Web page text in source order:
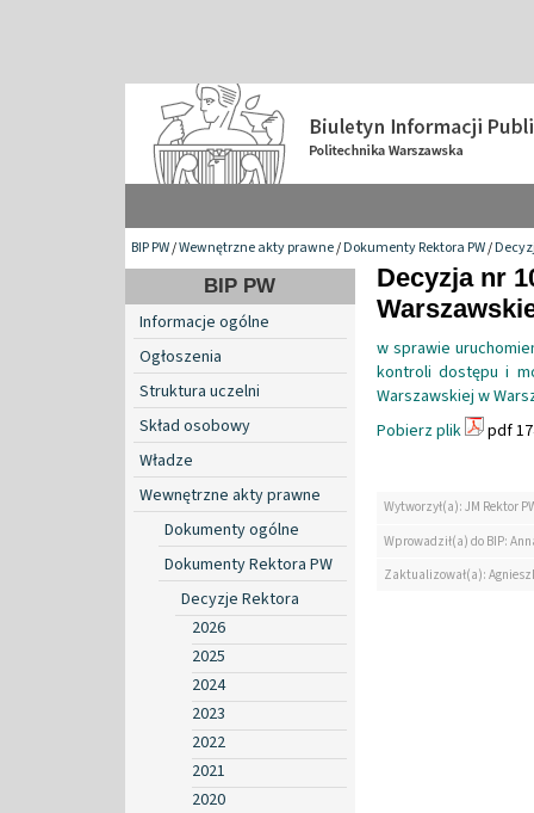
BIP PW/Wewnętrzne akty prawne/Dokumenty Rektora PW/
BIP PW
Informacje ogólne
Ogłoszenia
Struktura uczelni
Skład osobowy
Władze
Wewnętrzne akty prawne
Dokumenty ogólne
Dokumenty Rektora PW
Decyzje Rektora
2026
2025
2024
2023
2022
2021
2020
Decyzja nr
w sprawie
kontroli dostępu i
Warszawskiej w
Pobierz plik
pdf
Wytworzył(a): JM Rektor
Wprowadził(a) do BIP:
Zaktualizował(a):